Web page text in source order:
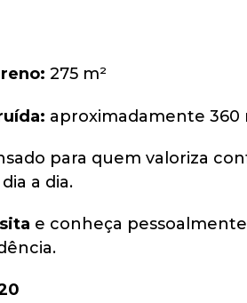
275 m²
aproximadamente 360
para quem valoriza
a dia.
e conheça